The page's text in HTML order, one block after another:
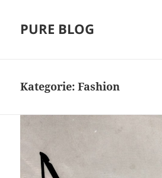
PURE BLOG
Kategorie:Fashion